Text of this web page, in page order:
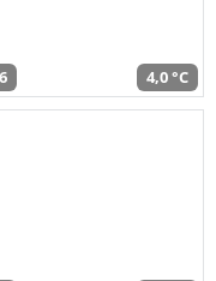
4,0 °C